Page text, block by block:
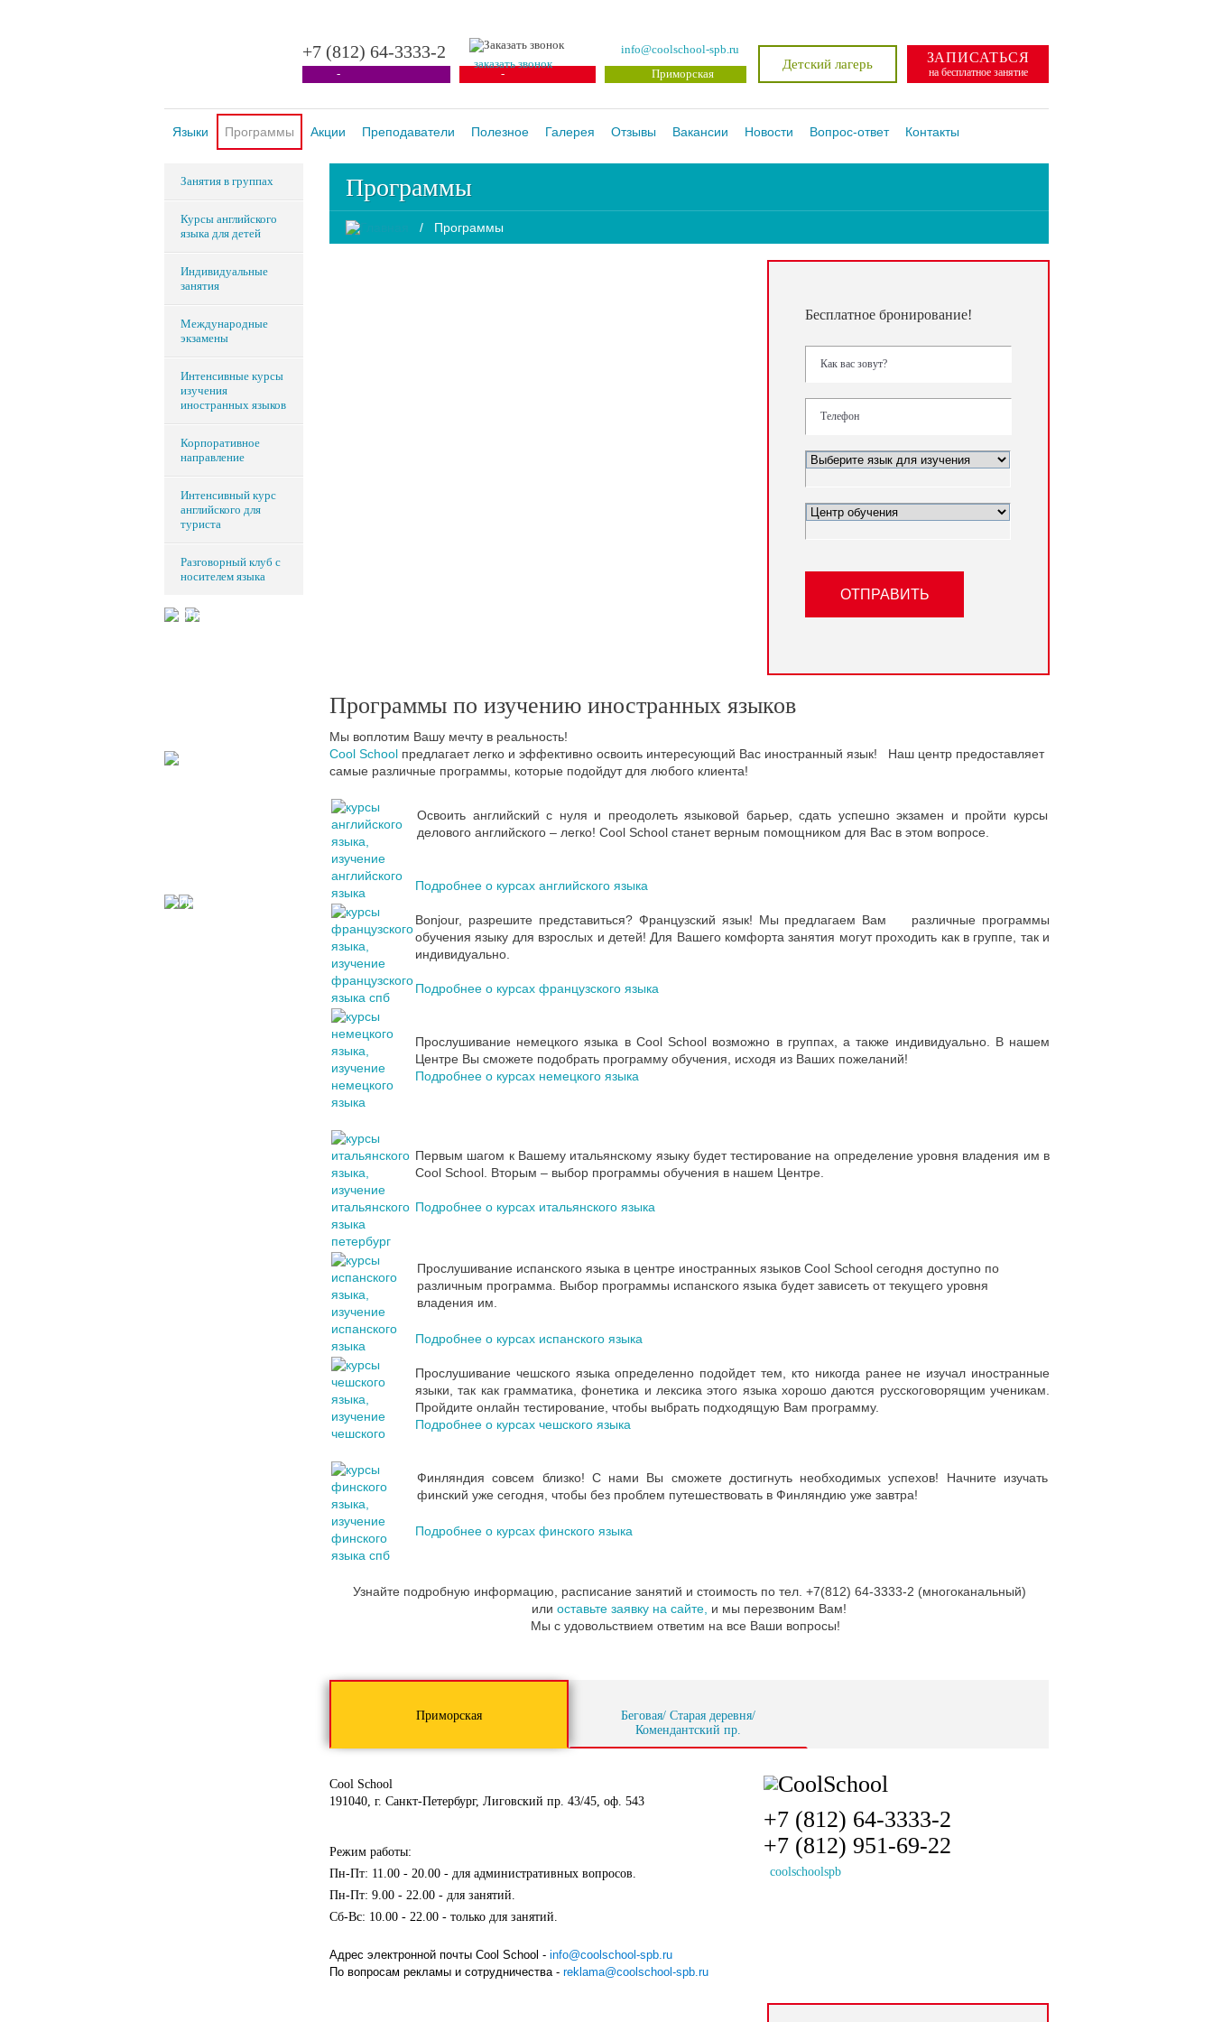
+7 (812) 64-3333-2
-
заказать звонок
-
info@coolschool-spb.ru
Приморская
Детский лагерь ЗАПИСАТЬСЯ
на бесплатное занятие
Языки Программы Акции Преподаватели Полезное Галерея Отзывы Вакансии Новости Вопрос-ответ Контакты
Занятия в группах
Курсы английского
языка для детей
Индивидуальные
занятия
Международные
экзамены
Интенсивные курсы
изучения
иностранных языков
Корпоративное
направление
Интенсивный курс
английского для
туриста
Разговорный клуб с
носителем языка
Программы
/ Программы
Бесплатное бронирование!
ОТПРАВИТЬ
Программы по изучению иностранных языков
Мы воплотим Вашу мечту в реальность!
Cool School предлагает легко и эффективно освоить интересующий Вас иностранный язык! Наш центр предоставляет
самые различные программы, которые подойдут для любого клиента!
Освоить английский с нуля и преодолеть языковой барьер, сдать успешно экзамен и пройти курсы
делового английского – легко! Cool School станет верным помощником для Вас в этом вопросе.
Подробнее о курсах английского языка
Bonjour, разрешите представиться? Французский язык! Мы предлагаем Вам различные программы
обучения языку для взрослых и детей! Для Вашего комфорта занятия могут проходить как в группе, так и
индивидуально.
Подробнее о курсах французского языка
Прослушивание немецкого языка в Cool School возможно в группах, а также индивидуально. В нашем
Центре Вы сможете подобрать программу обучения, исходя из Ваших пожеланий!
Подробнее о курсах немецкого языка
Первым шагом к Вашему итальянскому языку будет тестирование на определение уровня владения им в
Cool School. Вторым – выбор программы обучения в нашем Центре.
Подробнее о курсах итальянского языка
Прослушивание испанского языка в центре иностранных языков Cool School сегодня доступно по
различным программа. Выбор программы испанского языка будет зависеть от текущего уровня
владения им.
Подробнее о курсах испанского языка
Прослушивание чешского языка определенно подойдет тем, кто никогда ранее не изучал иностранные
языки, так как грамматика, фонетика и лексика этого языка хорошо даются русскоговорящим ученикам.
Пройдите онлайн тестирование, чтобы выбрать подходящую Вам программу.
Подробнее о курсах чешского языка
Финляндия совсем близко! С нами Вы сможете достигнуть необходимых успехов! Начните изучать
финский уже сегодня, чтобы без проблем путешествовать в Финляндию уже завтра!
Подробнее о курсах финского языка
Узнайте подробную информацию, расписание занятий и стоимость по тел. +7(812) 64-3333-2 (многоканальный)
или оставьте заявку на сайте, и мы перезвоним Вам!
Мы с удовольствием ответим на все Ваши вопросы!
Приморская
Беговая/ Старая деревня/
Комендантский пр.
Cool School
191040, г. Санкт-Петербург, Лиговский пр. 43/45, оф. 543
Режим работы:
Пн-Пт: 11.00 - 20.00 - для административных вопросов.
Пн-Пт: 9.00 - 22.00 - для занятий.
Сб-Вс: 10.00 - 22.00 - только для занятий.
+7 (812) 64-3333-2
+7 (812) 951-69-22
coolschoolspb
Адрес электронной почты Cool School - info@coolschool-spb.ru
По вопросам рекламы и сотрудничества - reklama@coolschool-spb.ru